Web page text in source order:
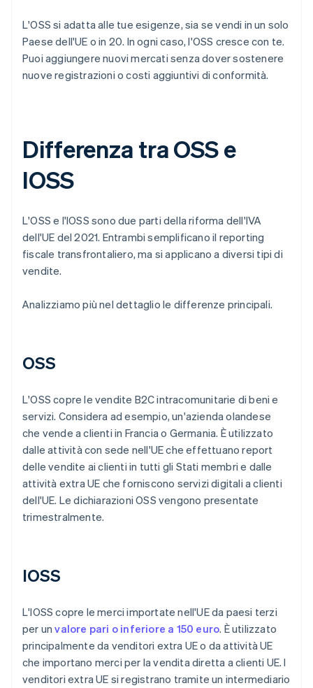
L'OSS si adatta alle tue esigenze, sia se vendi in un solo
Paese dell'UE o in 20. In ogni caso, l'OSS cresce con te.
Puoi aggiungere nuovi mercati senza dover sostenere
nuove registrazioni o costi aggiuntivi di conformità.
Differenza tra OSS e
IOSS
L'OSS e l'IOSS sono due parti della riforma dell'IVA
dell'UE del 2021. Entrambi semplificano il reporting
fiscale transfrontaliero, ma si applicano a diversi tipi di
vendite.
Analizziamo più nel dettaglio le differenze principali.
OSS
L'OSS copre le vendite B2C intracomunitarie di beni e
servizi. Considera ad esempio, un'azienda olandese
che vende a clienti in Francia o Germania. È utilizzato
dalle attività con sede nell'UE che effettuano report
delle vendite ai clienti in tutti gli Stati membri e dalle
attività extra UE che forniscono servizi digitali a clienti
dell'UE. Le dichiarazioni OSS vengono presentate
trimestralmente.
IOSS
L'IOSS copre le merci importate nell'UE da paesi terzi
per un valore pari o inferiore a 150 euro. È utilizzato
principalmente da venditori extra UE o da attività UE
che importano merci per la vendita diretta a clienti UE. I
venditori extra UE si registrano tramite un intermediario